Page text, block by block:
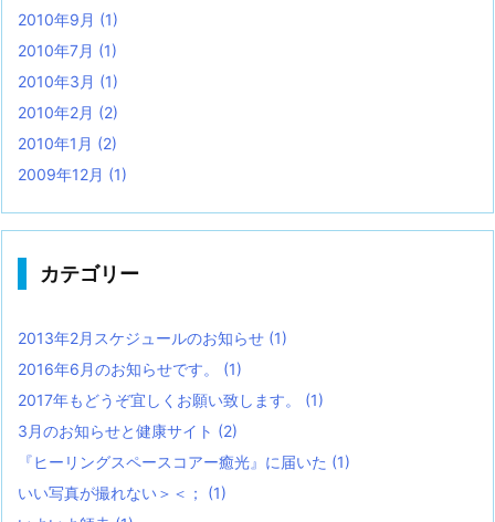
2010年9月 (1)
2010年7月 (1)
2010年3月 (1)
2010年2月 (2)
2010年1月 (2)
2009年12月 (1)
カテゴリー
2013年2月スケジュールのお知らせ (1)
2016年6月のお知らせです。 (1)
2017年もどうぞ宜しくお願い致します。 (1)
3月のお知らせと健康サイト (2)
『ヒーリングスペースコアー癒光』に届いた (1)
いい写真が撮れない＞＜； (1)